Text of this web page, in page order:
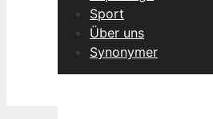
Sport
Über uns
Synonymer